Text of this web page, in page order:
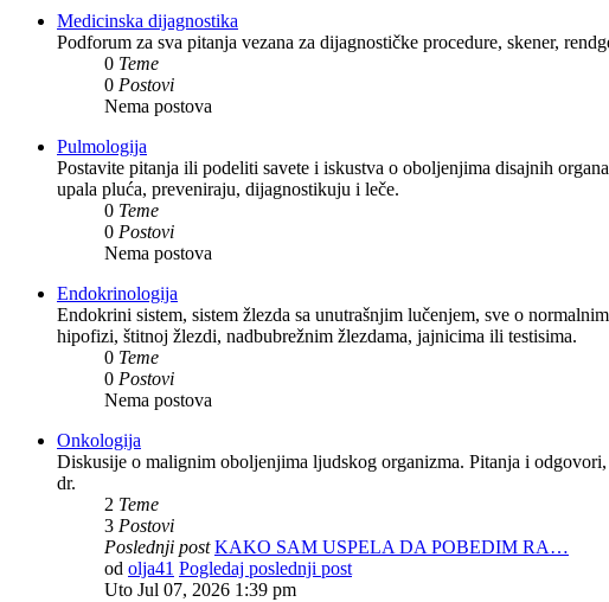
Medicinska dijagnostika
Podforum za sva pitanja vezana za dijagnostičke procedure, skener,
0 Teme
0 Postovi
Nema postova
Pulmologija
Postavite pitanja ili podeliti savete i iskustva o oboljenjima disajnih
upala pluća, preveniraju, dijagnostikuju i leče.
0 Teme
0 Postovi
Nema postova
Endokrinologija
Endokrini sistem, sistem žlezda sa unutrašnjim lučenjem, sve o
hipofizi, štitnoj žlezdi, nadbubrežnim žlezdama, jajnicima ili testisima.
0 Teme
0 Postovi
Nema postova
Onkologija
Diskusije o malignim oboljenjima ljudskog organizma. Pitanja i odgovori,
dr.
2 Teme
3 Postovi
Poslednji post KAKO SAM USPELA DA POBEDIM RA…
od olja41 Pogledaj poslednji post
Uto Jul 07, 2026 1:39 pm